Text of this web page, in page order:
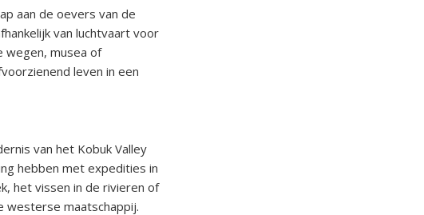
aan de oevers van de
van luchtvaart voor
wegen, musea of
leven in een
van het Kobuk Valley
hebben met expedities in
het vissen in de rivieren of
westerse maatschappij.